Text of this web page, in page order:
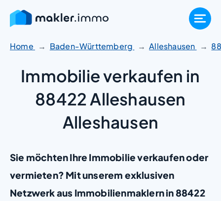
Zum
Inhalt
springen
Home Baden-Württemberg Alleshausen
Immobilie verkaufen in
88422 Alleshausen
Alleshausen
Sie möchten Ihre Immobilie verkaufen oder
vermieten? Mit unserem exklusiven
Netzwerk aus Immobilienmaklern in 88422